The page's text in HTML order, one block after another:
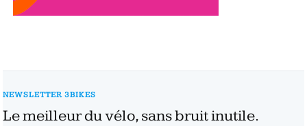
NEWSLETTER 3BIKES
Le meilleur du vélo, sans bruit inutile.